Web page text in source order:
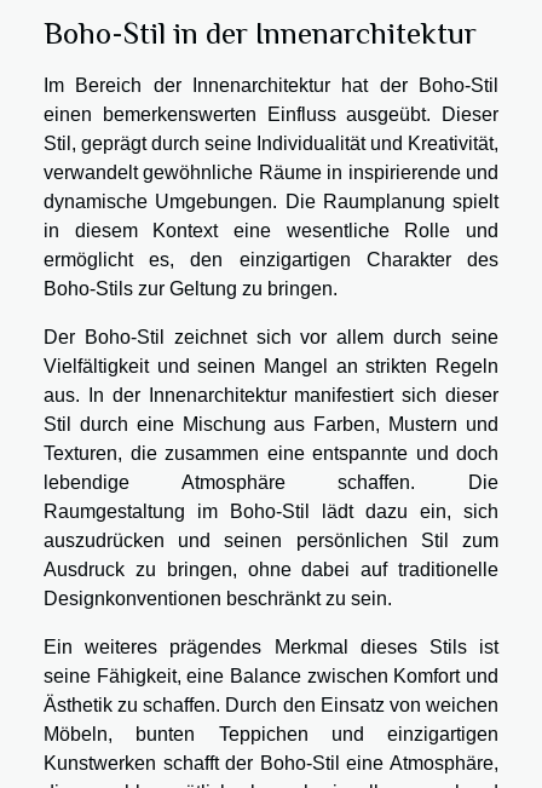
Boho-Stil in der Innenarchitektur
Im Bereich der Innenarchitektur hat der Boho-Stil
einen bemerkenswerten Einfluss ausgeübt. Dieser
Stil, geprägt durch seine Individualität und Kreativität,
verwandelt gewöhnliche Räume in inspirierende und
dynamische Umgebungen. Die Raumplanung spielt
in diesem Kontext eine wesentliche Rolle und
ermöglicht es, den einzigartigen Charakter des
Boho-Stils zur Geltung zu bringen.
Der Boho-Stil zeichnet sich vor allem durch seine
Vielfältigkeit und seinen Mangel an strikten Regeln
aus. In der Innenarchitektur manifestiert sich dieser
Stil durch eine Mischung aus Farben, Mustern und
Texturen, die zusammen eine entspannte und doch
lebendige Atmosphäre schaffen. Die
Raumgestaltung im Boho-Stil lädt dazu ein, sich
auszudrücken und seinen persönlichen Stil zum
Ausdruck zu bringen, ohne dabei auf traditionelle
Designkonventionen beschränkt zu sein.
Ein weiteres prägendes Merkmal dieses Stils ist
seine Fähigkeit, eine Balance zwischen Komfort und
Ästhetik zu schaffen. Durch den Einsatz von weichen
Möbeln, bunten Teppichen und einzigartigen
Kunstwerken schafft der Boho-Stil eine Atmosphäre,